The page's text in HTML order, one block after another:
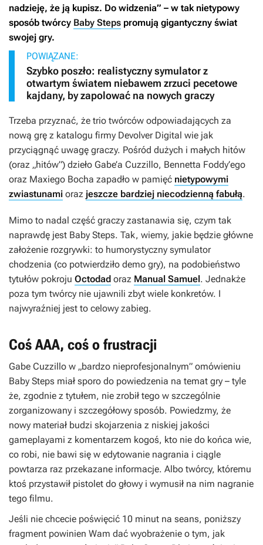
nadzieję, że ją kupisz. Do widzenia” – w tak nietypowy
sposób twórcy Baby Steps promują gigantyczny świat
swojej gry.
POWIĄZANE:
Szybko poszło: realistyczny symulator z
otwartym światem niebawem zrzuci pecetowe
kajdany, by zapolować na nowych graczy
Trzeba przyznać, że trio twórców odpowiadających za
nową grę z katalogu firmy Devolver Digital wie jak
przyciągnąć uwagę graczy. Pośród dużych i małych hitów
(oraz „hitów”) dzieło Gabe’a Cuzzillo, Bennetta Foddy’ego
oraz Maxiego Bocha zapadło w pamięć nietypowymi
zwiastunami oraz jeszcze bardziej niecodzienną fabułą.
Mimo to nadal część graczy zastanawia się, czym tak
naprawdę jest Baby Steps. Tak, wiemy, jakie będzie główne
założenie rozgrywki: to humorystyczny symulator
chodzenia (co potwierdziło demo gry), na podobieństwo
tytułów pokroju Octodad oraz Manual Samuel. Jednakże
poza tym twórcy nie ujawnili zbyt wiele konkretów. I
najwyraźniej jest to celowy zabieg.
Coś AAA, coś o frustracji
Gabe Cuzzillo w „bardzo nieprofesjonalnym” omówieniu
Baby Steps miał sporo do powiedzenia na temat gry – tyle
że, zgodnie z tytułem, nie zrobił tego w szczególnie
zorganizowany i szczegółowy sposób. Powiedzmy, że
nowy materiał budzi skojarzenia z niskiej jakości
gameplayami z komentarzem kogoś, kto nie do końca wie,
co robi, nie bawi się w edytowanie nagrania i ciągle
powtarza raz przekazane informacje. Albo twórcy, któremu
ktoś przystawił pistolet do głowy i wymusił na nim nagranie
tego filmu.
Jeśli nie chcecie poświęcić 10 minut na seans, poniższy
fragment powinien Wam dać wyobrażenie o tym, jak